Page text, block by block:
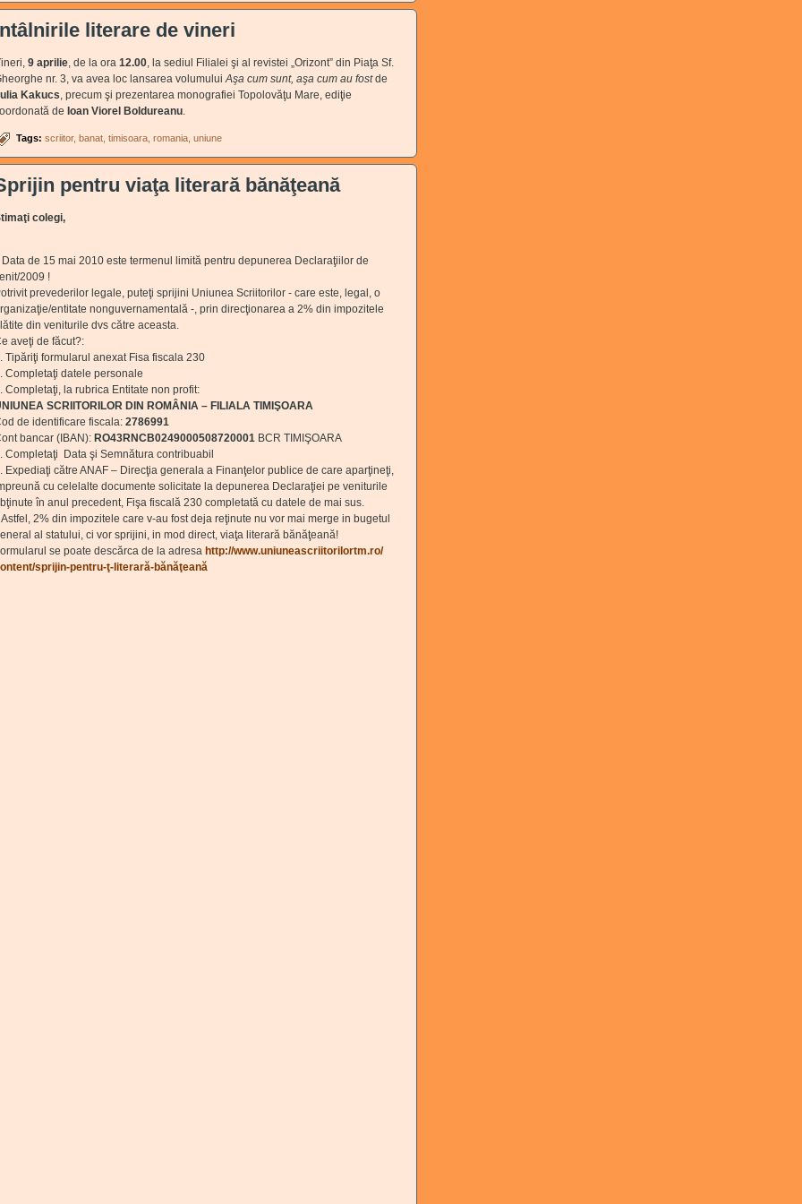
literare de vineri
9 aprilie, de la ora 12.00, la sediul Filialei şi al revistei „Orizont” din Piaţa Sf.
nr. 3, va avea loc lansarea volumuluiAşa cum sunt, aşa cum au fostde
Kakucs, precum şi prezentarea monografiei Topolovăţu Mare, ediţie
de Ioan Viorel Boldureanu.
Tags: scriitor banat timisoara romania uniune
pentru viaţa literară bănăţeană
colegi,
Data de 15 mai 2010 este termenul limită pentru depunerea Declaraţiilor de
2009 !
prevederilor legale, puteţi sprijini Uniunea Scriitorilor - care este, legal, o
entitate nonguvernamentală -, prin direcţionarea a 2% din impozitele
din veniturile dvs către aceasta.
aveţi de făcut?:
Tipăriţi formularul anexat Fisa fiscala 230
Completaţi datele personale
Completaţi, la rubrica Entitate non profit:
SCRIITORILOR DIN ROMÂNIA – FILIALA TIMIŞOARA
de identificare fiscala: 2786991
bancar (IBAN): RO43RNCB0249000508720001 BCR TIMIŞOARA
Completaţi Data şi Semnătura contribuabil
Expediaţi către ANAF – Direcţia generala a Finanţelor publice de care aparţineţi,
cu celelalte documente solicitate la depunerea Declaraţiei pe veniturile
în anul precedent, Fişa fiscală 230 completată cu datele de mai sus.
Astfel, 2% din impozitele care v-au fost deja reţinute nu vor mai merge in bugetul
al statului, ci vor sprijini, in mod direct, viaţa literară bănăţeană!
se poate descărca de la adresa http://www.uniuneascriitorilortm.ro/
sprijin-pentru-ţ- literară-bănăţeană